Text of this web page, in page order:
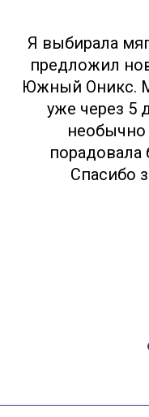
Я выбирала
предложил
Южный Оникс.
уже через 5
необычно
порадовала
Спасибо